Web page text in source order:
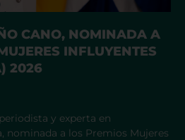
CANO, NOMINADA A
INFLUYENTES
2026
y experta en
nominada a los Premios Mujeres